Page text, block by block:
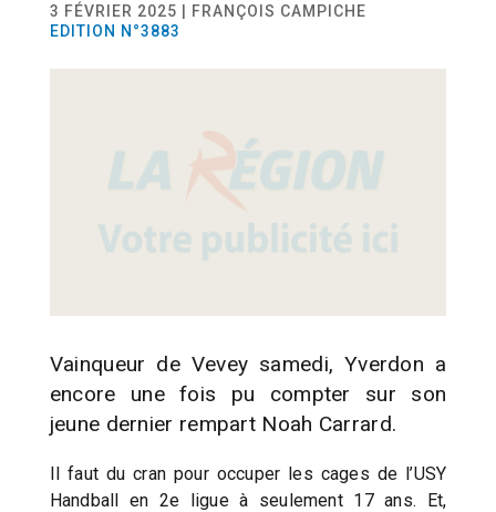
3 FÉVRIER 2025 | FRANÇOIS CAMPICHE
EDITION N°3883
Vainqueur de Vevey samedi, Yverdon a
encore une fois pu compter sur son
jeune dernier rempart Noah Carrard.
Il faut du cran pour occuper les cages de l’USY
Handball en 2e ligue à seulement 17 ans. Et,